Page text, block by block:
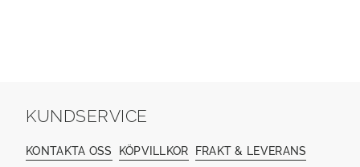
KUNDSERVICE
KONTAKTA OSS KÖPVILLKOR FRAKT & LEVERANS